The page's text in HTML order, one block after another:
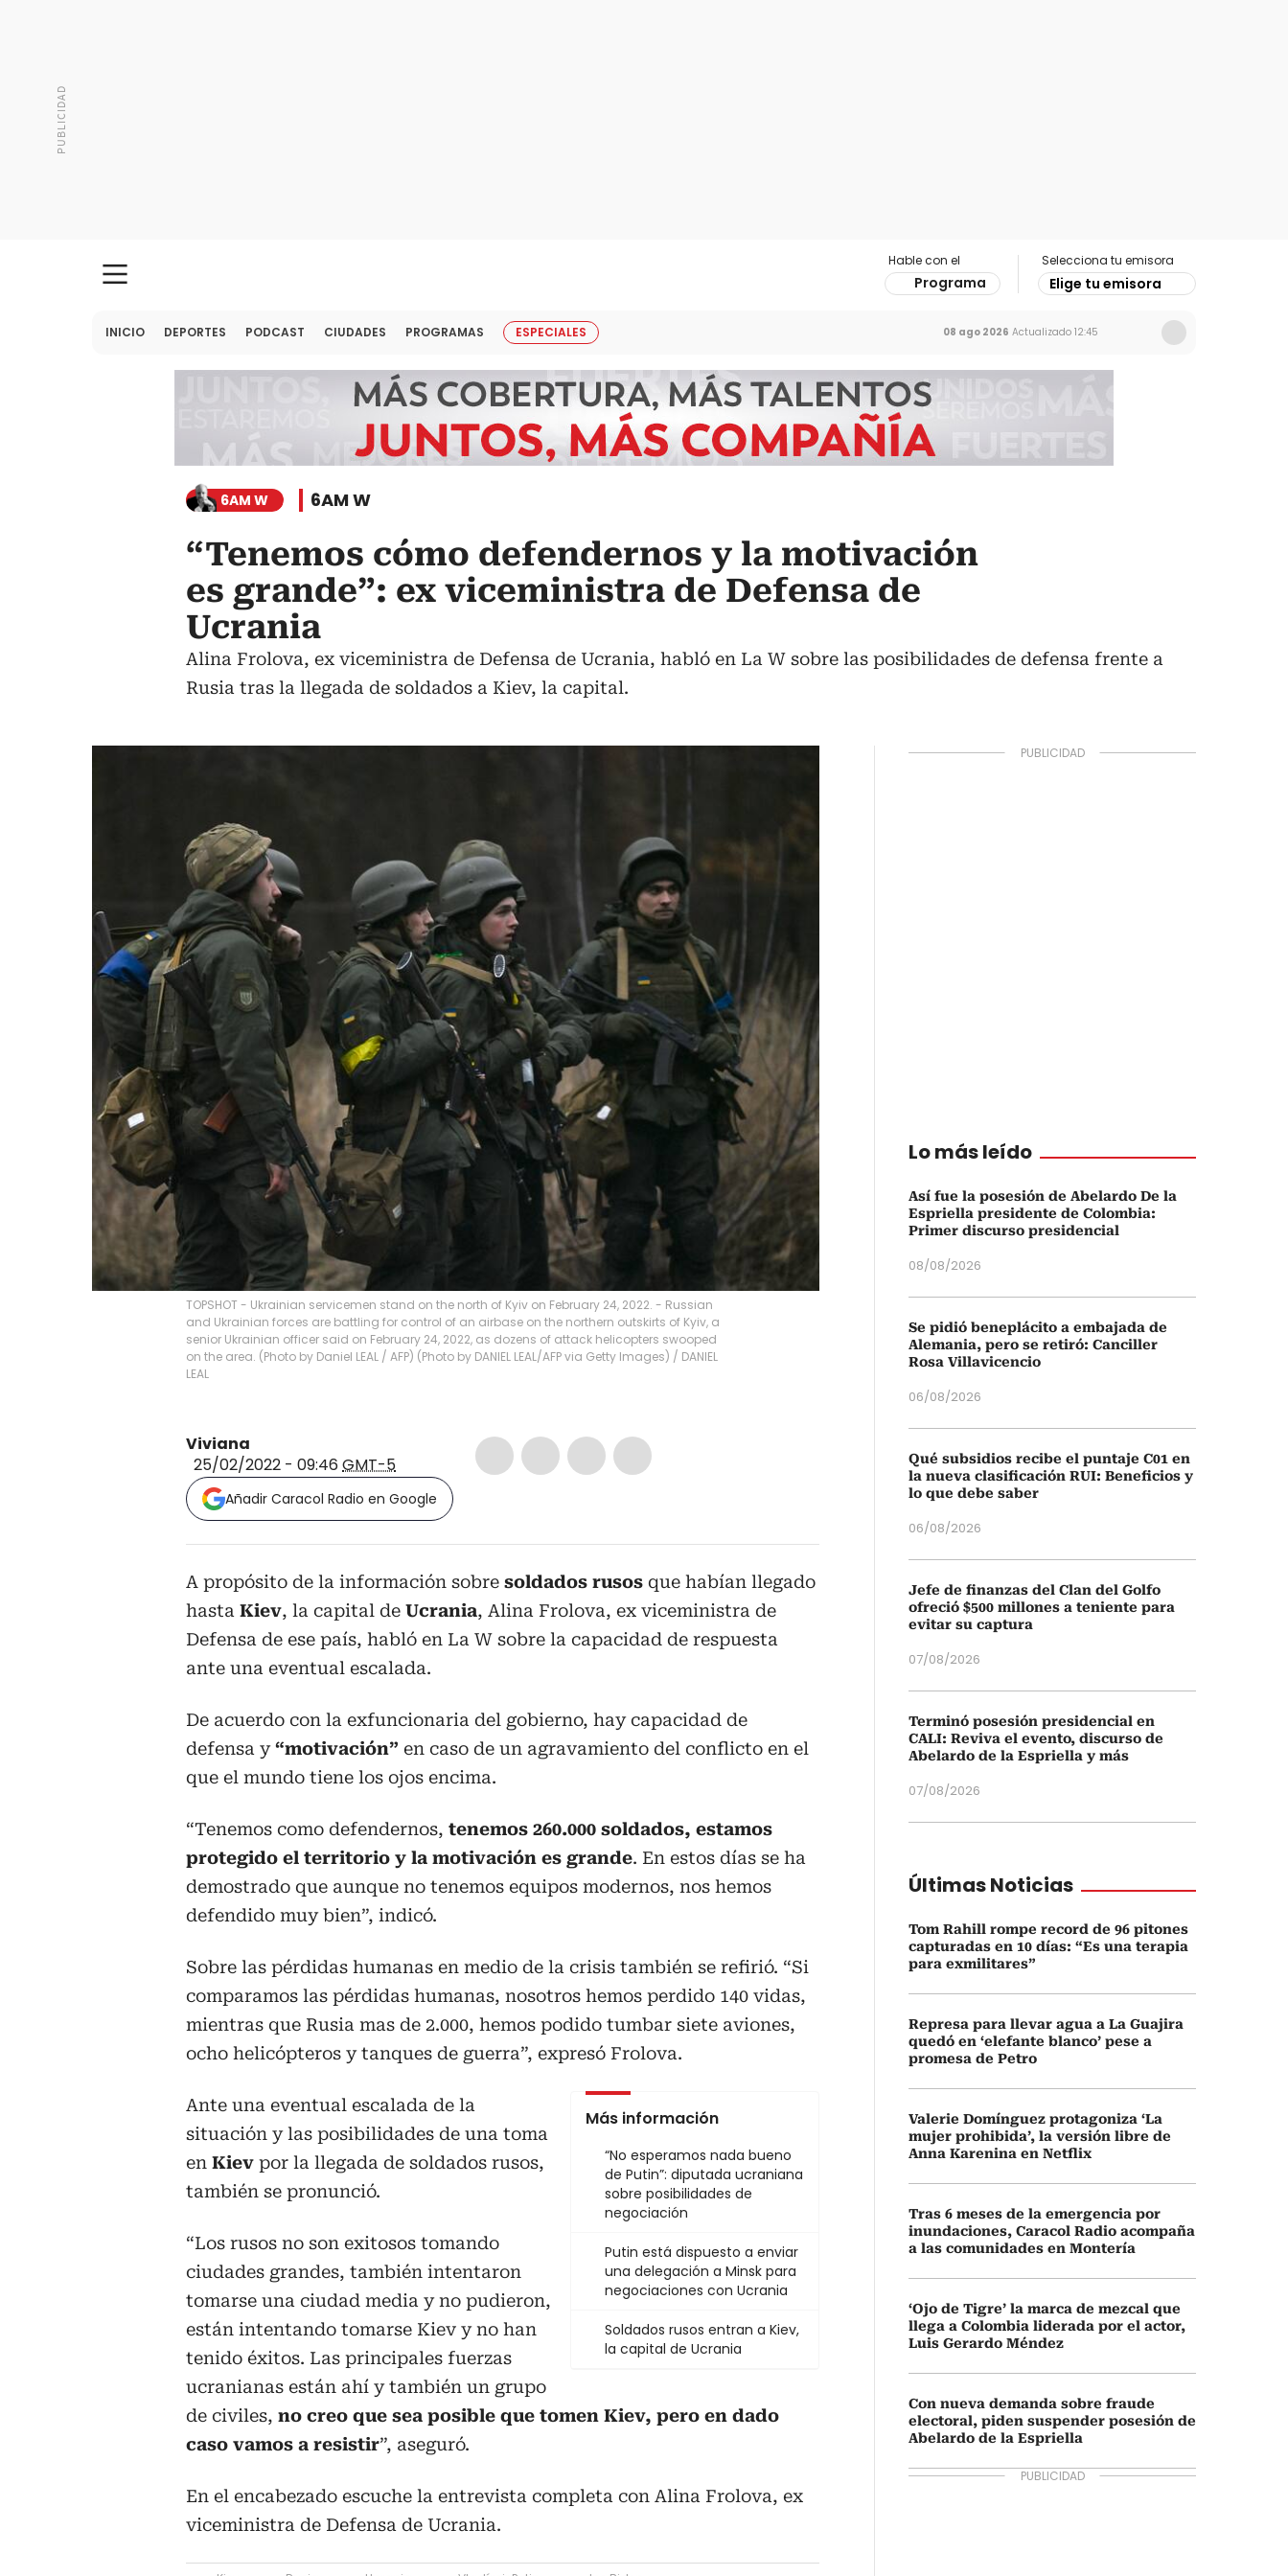
Hable con el
Programa
Selecciona tu emisora
Elige tu emisora
INICIO DEPORTES PODCAST CIUDADES PROGRAMAS ESPECIALES 08 ago 2026 Actualizado 12:45
6AM W 6AM W
“Tenemos cómo defendernos y la motivación
es grande”: ex viceministra de Defensa de
Ucrania
Alina Frolova, ex viceministra de Defensa de Ucrania, habló en La W sobre las posibilidades de defensa frente a
Rusia tras la llegada de soldados a Kiev, la capital.
TOPSHOT - Ukrainian servicemen stand on the north of Kyiv on February 24, 2022. - Russian
and Ukrainian forces are battling for control of an airbase on the northern outskirts of Kyiv, a
senior Ukrainian officer said on February 24, 2022, as dozens of attack helicopters swooped
on the area. (Photo by Daniel LEAL / AFP) (Photo by DANIEL LEAL/AFP via Getty Images) / DANIEL
LEAL
Viviana
25/02/2022 - 09:46 GMT-5
Añadir Caracol Radio en Google
A propósito de la información sobre soldados rusos que habían llegado
hasta Kiev, la capital de Ucrania, Alina Frolova, ex viceministra de
Defensa de ese país, habló en La W sobre la capacidad de respuesta
ante una eventual escalada.
De acuerdo con la exfuncionaria del gobierno, hay capacidad de
defensa y“motivación” en caso de un agravamiento del conflicto en el
que el mundo tiene los ojos encima.
“Tenemos como defendernos, tenemos 260.000 soldados, estamos
protegido el territorio y la motivación es grande. En estos días se ha
demostrado que aunque no tenemos equipos modernos, nos hemos
defendido muy bien”, indicó.
Sobre las pérdidas humanas en medio de la crisis también se refirió. “Si
comparamos las pérdidas humanas, nosotros hemos perdido 140 vidas,
mientras que Rusia mas de 2.000, hemos podido tumbar siete aviones,
ocho helicópteros y tanques de guerra”, expresó Frolova.
Más información
“No esperamos nada bueno
de Putin”: diputada ucraniana
sobre posibilidades de
negociación
Putin está dispuesto a enviar
una delegación a Minsk para
negociaciones con Ucrania
Soldados rusos entran a Kiev,
la capital de Ucrania
Ante una eventual escalada de la
situación y las posibilidades de una toma
en Kiev por la llegada de soldados rusos,
también se pronunció.
“Los rusos no son exitosos tomando
ciudades grandes, también intentaron
tomarse una ciudad media y no pudieron,
están intentando tomarse Kiev y no han
tenido éxitos. Las principales fuerzas
ucranianas están ahí y también un grupo
de civiles, no creo que sea posible que tomen Kiev, pero en dado
caso vamos a resistir”, aseguró.
En el encabezado escuche la entrevista completa con Alina Frolova, ex
viceministra de Defensa de Ucrania.
Lo más leído
Así fue la posesión de Abelardo De la
Espriella presidente de Colombia:
Primer discurso presidencial
08/08/2026
Se pidió beneplácito a embajada de
Alemania, pero se retiró: Canciller
Rosa Villavicencio
06/08/2026
Qué subsidios recibe el puntaje C01 en
la nueva clasificación RUI: Beneficios y
lo que debe saber
06/08/2026
Jefe de finanzas del Clan del Golfo
ofreció $500 millones a teniente para
evitar su captura
07/08/2026
Terminó posesión presidencial en
CALI: Reviva el evento, discurso de
Abelardo de la Espriella y más
07/08/2026
Últimas Noticias
Tom Rahill rompe record de 96 pitones
capturadas en 10 días: “Es una terapia
para exmilitares”
Represa para llevar agua a La Guajira
quedó en ‘elefante blanco’ pese a
promesa de Petro
Valerie Domínguez protagoniza ‘La
mujer prohibida’, la versión libre de
Anna Karenina en Netflix
Tras 6 meses de la emergencia por
inundaciones, Caracol Radio acompaña
a las comunidades en Montería
‘Ojo de Tigre’ la marca de mezcal que
llega a Colombia liderada por el actor,
Luis Gerardo Méndez
Con nueva demanda sobre fraude
electoral, piden suspender posesión de
Abelardo de la Espriella